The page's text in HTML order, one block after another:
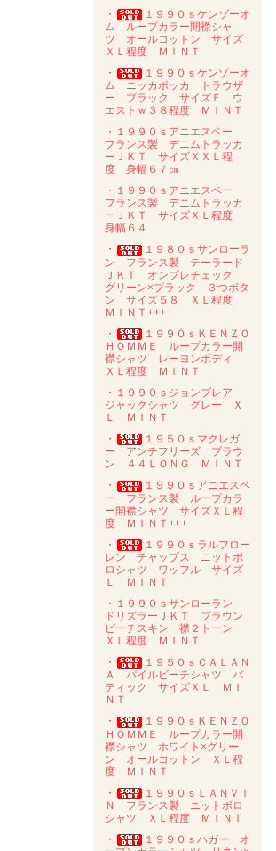
・
１９９０ｓケンゾーオ
ム ループカラー開襟シャ
ツ オールコットン サイズ
ＸＬ程度 ＭＩＮＴ
・
１９９０ｓケンゾーオ
ム ニッカポッカ トラウザ
ー ブラック サイズＦ ウ
エストｗ３８程度 ＭＩＮＴ
・１９９０ｓアニエスベー
フランス製 デニムトラッカ
ーＪＫＴ サイズＸＸＬ程
度 身幅６７㎝
・１９９０ｓアニエスベー
フランス製 デニムトラッカ
ーＪＫＴ サイズＸＬ程度
身幅６４
・
１９８０ｓサンローラ
ン フランス製 テーラード
ＪＫＴ オンブレチェック
グリーン×ブラック ３つボタ
ン サイズ５８ ＸＬ程度
ＭＩＮＴ+++
・
１９９０ｓＫＥＮＺＯ
ＨＯＭＭＥ ループカラー開
襟シャツ レーヨンボディ
ＸＬ程度 ＭＩＮＴ
・１９９０ｓジョンブレア
ジャックシャツ グレー Ｘ
Ｌ ＭＩＮＴ
・
１９５０ｓマクレガ
ー アンチフリーズ ブラウ
ン ４４ＬＯＮＧ ＭＩＮＴ
・
１９９０ｓアニエスベ
ー フランス製 ループカラ
ー開襟シャツ サイズＸＬ程
度 ＭＩＮＴ+++
・
１９９０ｓラルフロー
レン チャップス ニットポ
ロシャツ ワッフル サイズ
Ｌ ＭＩＮＴ
・１９９０ｓサンローラン
ドリズラーＪＫＴ ブラウン
ピーチスキン 襟２トーン
ＸＬ程度 ＭＩＮＴ
・
１９５０ｓＣＡＬＡＮ
Ａ パイルビーチシャツ バ
ティック サイズＸＬ ＭＩ
ＮＴ
・
１９９０ｓＫＥＮＺＯ
ＨＯＭＭＥ ループカラー開
襟シャツ ホワイト×グリー
ン オールコットン ＸＬ程
度 ＭＩＮＴ
・
１９９０ｓＬＡＮＶＩ
Ｎ フランス製 ニットポロ
シャツ ＸＬ程度 ＭＩＮＴ
・
１９９０ｓハガー オ